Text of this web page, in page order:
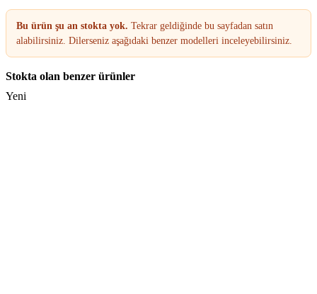
Bu ürün şu an stokta yok. Tekrar geldiğinde bu sayfadan satın
alabilirsiniz. Dilerseniz aşağıdaki benzer modelleri inceleyebilirsiniz.
Stokta olan benzer ürünler
Yeni